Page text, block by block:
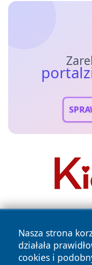
Nasza strona
działała
cookies i